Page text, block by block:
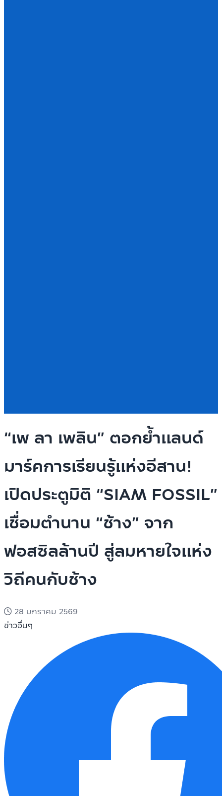
“เพ ลา เพลิน” ตอกย้ำแลนด์
มาร์คการเรียนรู้แห่งอีสาน!
เปิดประตูมิติ “SIAM FOSSIL”
เชื่อมตำนาน “ช้าง” จาก
ฟอสซิลล้านปี สู่ลมหายใจแห่ง
วิถีคนกับช้าง
28 มกราคม 2569
ข่าวอื่นๆ